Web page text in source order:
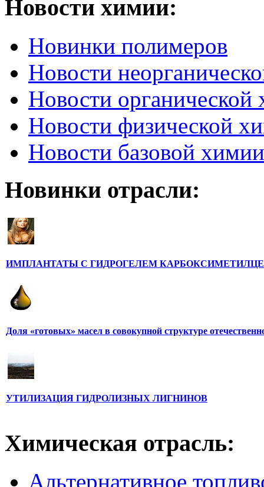
Новости химии:
Новинки полимеров
Новости
Новости органической
Новости физической
Новости базовой химии
Новинки отрасли:
ИМПЛАНТАТЫ С ГИДРОГЕЛЕМ
Доля «готовых» масел в совокупной структуре
УТИЛИЗАЦИЯ ГИДРОЛИЗНЫХ ЛИГНИНОВ
Химическая отрасль:
Альтернативное